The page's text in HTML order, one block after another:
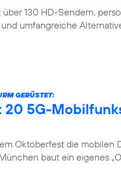
über 130 HD-Sendern,
umfangreiche
GERÜSTET:
5G-
Oktoberfest die mobilen
baut ein eigenes „O